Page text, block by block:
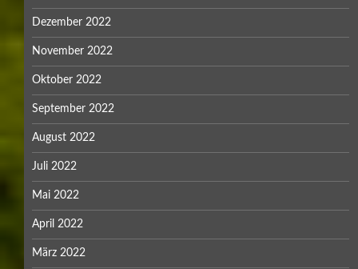
Dezember 2022
November 2022
Oktober 2022
September 2022
August 2022
Juli 2022
Mai 2022
April 2022
März 2022